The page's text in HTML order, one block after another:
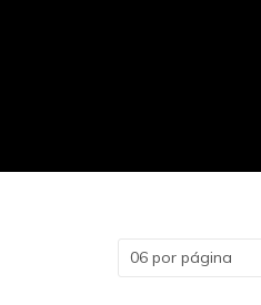
06 por página